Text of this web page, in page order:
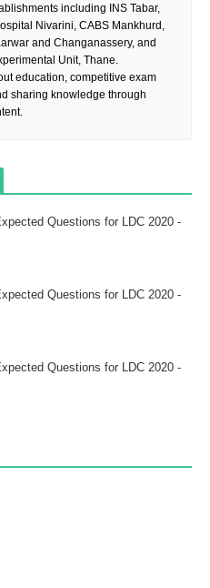
including INS Tabar,
Nivarini, CABS Mankhurd,
and Changanassery, and
Unit, Thane.
education, competitive exam
sharing knowledge through
Questions for LDC 2020 -
Questions for LDC 2020 -
Questions for LDC 2020 -